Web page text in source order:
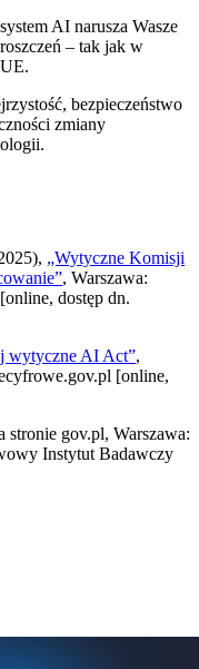
AI narusza Wasze
– tak jak w
bezpieczeństwo
zmiany
„Wytyczne Komisji
, Warszawa:
dostęp dn.
wytyczne AI Act”,
[online,
stronie gov.pl, Warszawa:
Instytut Badawczy